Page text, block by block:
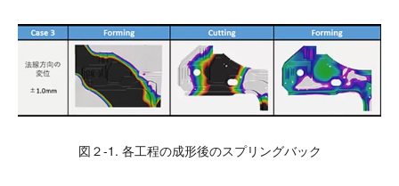
図２-1. 各工程の成形後のスプリングバック